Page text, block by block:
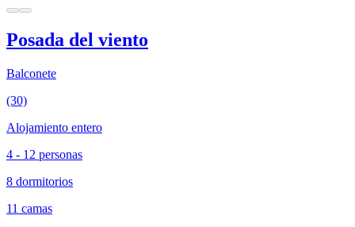
Posada del viento
Balconete
(30)
Alojamiento entero
4 - 12 personas
8 dormitorios
11 camas